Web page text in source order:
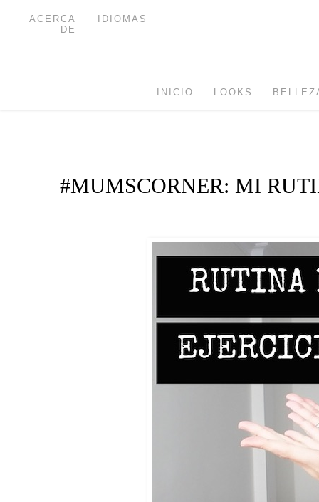
ACERCA
DE
IDIOMAS
INICIO LOOKS
#MUMSCORNER: MI